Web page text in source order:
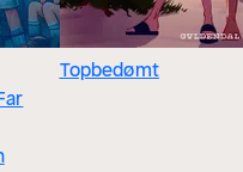
Topbedømt